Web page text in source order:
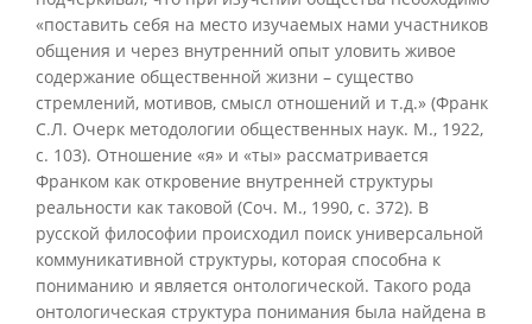
«поставить себя на место изучаемых нами участников
общения и через внутренний опыт уловить живое
содержание общественной жизни – существо
стремлений, мотивов, смысл отношений и т.д.» (Франк
С.Л. Очерк методологии общественных наук. М., 1922,
с. 103). Отношение «я» и «ты» рассматривается
Франком как откровение внутренней структуры
реальности как таковой (Соч. М., 1990, с. 372). В
русской философии происходил поиск универсальной
коммуникативной структуры, которая способна к
пониманию и является онтологической. Такого рода
онтологическая структура понимания была найдена в